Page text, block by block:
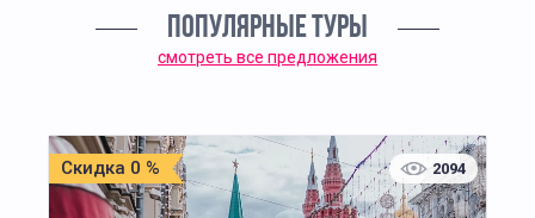
ПОПУЛЯРНЫЕ ТУРЫ
смотреть все предложения
Скидка 0 % 2094